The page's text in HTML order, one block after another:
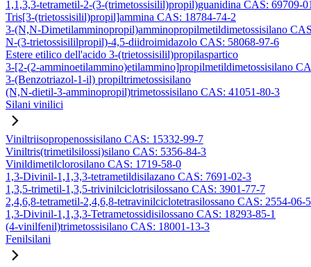
1,1,3,3-tetrametil-2-(3-(trimetossisilil)propil)guanidina CAS: 69709-
Tris[3-(trietossisilil)propil]ammina CAS: 18784-74-2
3-(N,N-Dimetilamminopropil)amminopropilmetildimetossisilano
N-(3-trietossisililpropil)-4,5-diidroimidazolo CAS: 58068-97-6
Estere etilico dell'acido 3-(trietossisilil)propilaspartico
3-[2-(2-amminoetilammino)etilammino]propilmetildimetossisilano
3-(Benzotriazol-1-il) propiltrimetossisilano
(N,N-dietil-3-amminopropil)trimetossisilano CAS: 41051-80-3
Silani vinilici
Viniltriisopropenossisilano CAS: 15332-99-7
Viniltris(trimetilsilossi)silano CAS: 5356-84-3
Vinildimetilclorosilano CAS: 1719-58-0
1,3-Divinil-1,1,3,3-tetrametildisilazano CAS: 7691-02-3
1,3,5-trimetil-1,3,5-trivinilciclotrisilossano CAS: 3901-77-7
2,4,6,8-tetrametil-2,4,6,8-tetravinilciclotetrasilossano CAS: 2554-06-5
1,3-Divinil-1,1,3,3-Tetrametossidisilossano CAS: 18293-85-1
(4-vinilfenil)trimetossisilano CAS: 18001-13-3
Fenilsilani